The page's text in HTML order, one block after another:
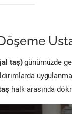
taş) günümüzde
halk arasında